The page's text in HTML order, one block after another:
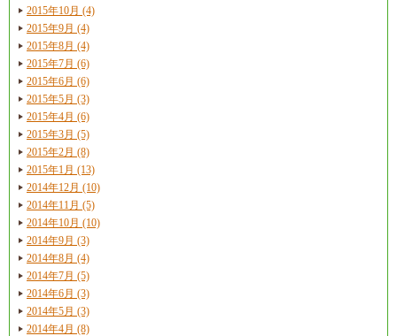
2015年10月 (4)
2015年9月 (4)
2015年8月 (4)
2015年7月 (6)
2015年6月 (6)
2015年5月 (3)
2015年4月 (6)
2015年3月 (5)
2015年2月 (8)
2015年1月 (13)
2014年12月 (10)
2014年11月 (5)
2014年10月 (10)
2014年9月 (3)
2014年8月 (4)
2014年7月 (5)
2014年6月 (3)
2014年5月 (3)
2014年4月 (8)